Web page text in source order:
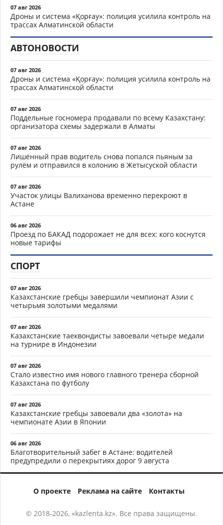
07 авг 2026
Дроны и система «Қорғау»: полиция усилила контроль на
трассах Алматинской области
АВТОНОВОСТИ
07 авг 2026
Дроны и система «Қорғау»: полиция усилила контроль на
трассах Алматинской области
07 авг 2026
Поддельные госномера продавали по всему Казахстану:
организатора схемы задержали в Алматы
07 авг 2026
Лишённый прав водитель снова попался пьяным за
рулём и отправился в колонию в Жетысуской области
07 авг 2026
Участок улицы Валиханова временно перекроют в
Астане
06 авг 2026
Проезд по БАКАД подорожает не для всех: кого коснутся
новые тарифы
СПОРТ
07 авг 2026
Казахстанские гребцы завершили чемпионат Азии с
четырьмя золотыми медалями
07 авг 2026
Казахстанские таеквондисты завоевали четыре медали
на турнире в Индонезии
07 авг 2026
Стало известно имя нового главного тренера сборной
Казахстана по футболу
07 авг 2026
Казахстанские гребцы завоевали два «золота» на
чемпионате Азии в Японии
06 авг 2026
Благотворительный забег в Астане: водителей
предупредили о перекрытиях дорог 9 августа
О проекте Реклама на сайте Контакты
© 2018-2026, «kazlenta.kz». Все права защищены.